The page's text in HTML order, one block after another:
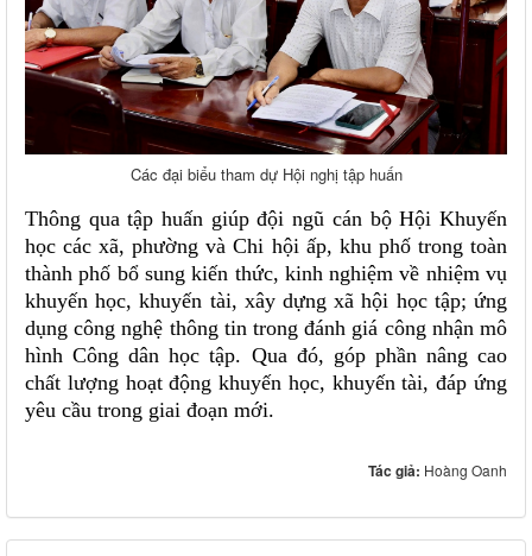
Các đại biểu tham dự Hội nghị tập huấn
Thông qua tập huấn giúp đội ngũ cán bộ Hội Khuyến
học các xã, phường và Chi hội ấp, khu phố trong toàn
thành phố bổ sung kiến thức, kinh nghiệm về nhiệm vụ
khuyến học, khuyến tài, xây dựng xã hội học tập; ứng
dụng công nghệ thông tin trong đánh giá công nhận mô
hình Công dân học tập. Qua đó, góp phần nâng cao
chất lượng hoạt động khuyến học, khuyến tài, đáp ứng
yêu cầu trong giai đoạn mới.
Tác giả: Hoàng Oanh